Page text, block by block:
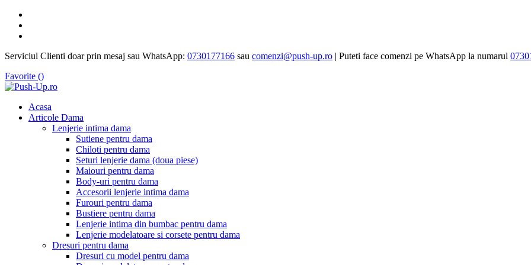
Serviciul Clienti doar prin mesaj sau WhatsApp: 0730177166 sau comenzi@push-up.ro | Puteti face comenzi pe WhatsApp la numarul
Favorite ()
Acasa
Articole Dama
Lenjerie intima dama
Sutiene pentru dama
Chiloti pentru dama
Seturi lenjerie dama (doua piese)
Maiouri pentru dama
Body-uri pentru dama
Accesorii lenjerie intima dama
Furouri pentru dama
Bustiere pentru dama
Lenjerie intima din bumbac pentru dama
Lenjerie modelatoare si corsete pentru dama
Dresuri pentru dama
Dresuri cu model pentru dama